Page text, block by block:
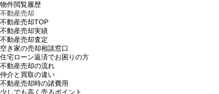
物件閲覧履歴
不動産売却
不動産売却TOP
不動産売却実績
不動産売却査定
空き家の売却相談窓口
住宅ローン返済でお困りの方
不動産売却の流れ
仲介と買取の違い
不動産売却時の諸費用
少しでも高く売るポイント